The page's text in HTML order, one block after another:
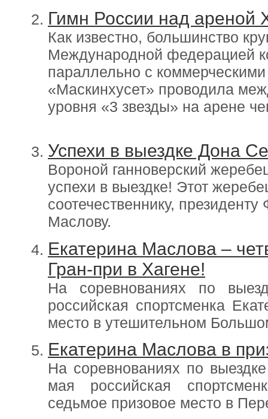
Гимн России над ареной
Как известно, большинство
Международной федерацией
параллельно с
«Маскинхусет» проводила
уровня «3 звезды» на арене
Успехи в выездке Дона
Вороной ганноверский
успехи в выездке! Этот
соотечественнику,
Маслову.
Екатерина Маслова –
Гран-при в Хагене!
На соревнованиях по
российская спортсменка
место в утешительном
Екатерина Маслова в
На соревнованиях по
мая российская
седьмое призовое место в